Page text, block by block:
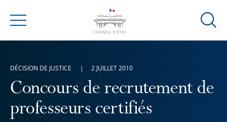
Menu
Ouvrir
Concours de recrutement de
professeurs certifiés
DÉCISION DE JUSTICE 2 JUILLET 2010